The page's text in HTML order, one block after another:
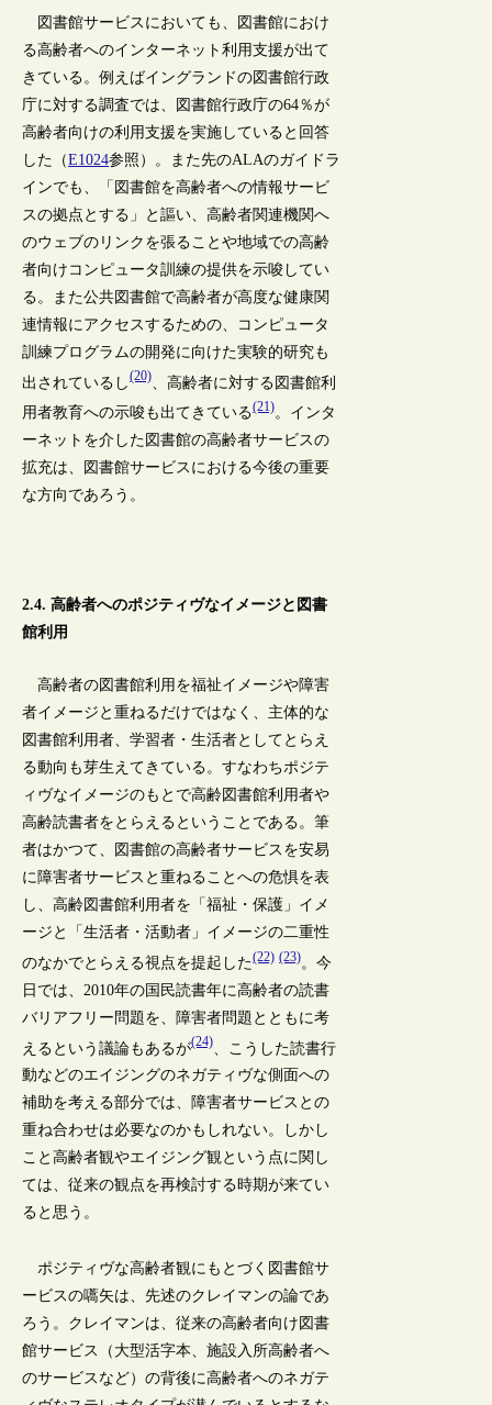
図書館サービスにおいても、図書館におけ
る高齢者へのインターネット利用支援が出て
きている。例えばイングランドの図書館行政
庁に対する調査では、図書館行政庁の64％が
高齢者向けの利用支援を実施していると回答
した（E1024参照）。また先のALAのガイドラ
インでも、「図書館を高齢者への情報サービ
スの拠点とする」と謳い、高齢者関連機関へ
のウェブのリンクを張ることや地域での高齢
者向けコンピュータ訓練の提供を示唆してい
る。また公共図書館で高齢者が高度な健康関
連情報にアクセスするための、コンピュータ
訓練プログラムの開発に向けた実験的研究も
出されているし(20)、高齢者に対する図書館利
用者教育への示唆も出てきている(21)。インタ
ーネットを介した図書館の高齢者サービスの
拡充は、図書館サービスにおける今後の重要
な方向であろう。
2.4. 高齢者へのポジティヴなイメージと図書
館利用
高齢者の図書館利用を福祉イメージや障害
者イメージと重ねるだけではなく、主体的な
図書館利用者、学習者・生活者としてとらえ
る動向も芽生えてきている。すなわちポジテ
ィヴなイメージのもとで高齢図書館利用者や
高齢読書者をとらえるということである。筆
者はかつて、図書館の高齢者サービスを安易
に障害者サービスと重ねることへの危惧を表
し、高齢図書館利用者を「福祉・保護」イメ
ージと「生活者・活動者」イメージの二重性
のなかでとらえる視点を提起した(22) (23)。今
日では、2010年の国民読書年に高齢者の読書
バリアフリー問題を、障害者問題とともに考
えるという議論もあるが(24)、こうした読書行
動などのエイジングのネガティヴな側面への
補助を考える部分では、障害者サービスとの
重ね合わせは必要なのかもしれない。しかし
こと高齢者観やエイジング観という点に関し
ては、従来の観点を再検討する時期が来てい
ると思う。
ポジティヴな高齢者観にもとづく図書館サ
ービスの嚆矢は、先述のクレイマンの論であ
ろう。クレイマンは、従来の高齢者向け図書
館サービス（大型活字本、施設入所高齢者へ
のサービスなど）の背後に高齢者へのネガテ